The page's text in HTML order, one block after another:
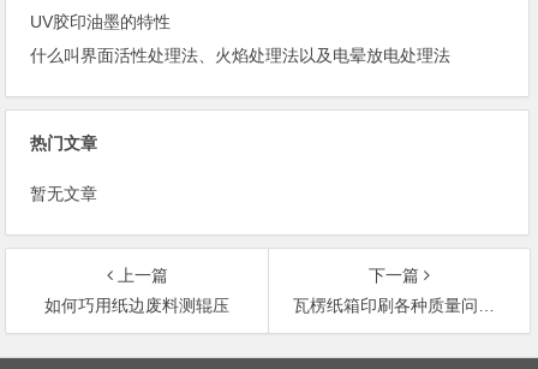
UV胶印油墨的特性
什么叫界面活性处理法、火焰处理法以及电晕放电处理法
热门文章
暂无文章
上一篇
如何巧用纸边废料测辊压
下一篇
瓦楞纸箱印刷各种质量问题的原因及解决办法（2）
文